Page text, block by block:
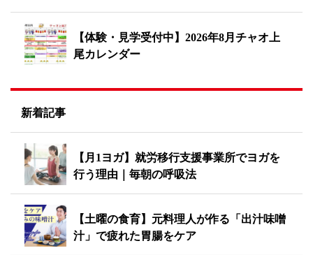
【体験・見学受付中】2026年8月チャオ上
尾カレンダー
新着記事
【月1ヨガ】就労移行支援事業所でヨガを
行う理由｜毎朝の呼吸法
【土曜の食育】元料理人が作る「出汁味噌
汁」で疲れた胃腸をケア